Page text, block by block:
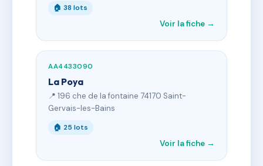
🏠 38 lots
Voir la fiche →
AA4433090
La Poya
📍 196 che de la fontaine 74170 Saint-
Gervais-les-Bains
🏠 25 lots
Voir la fiche →